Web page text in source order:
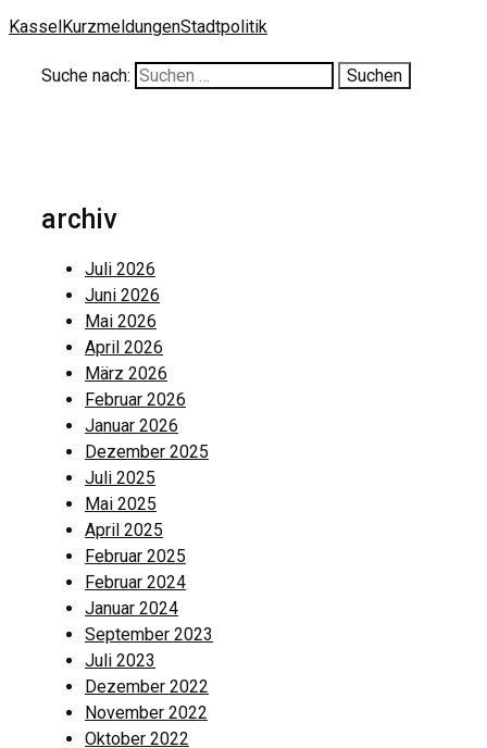
KasselKurzmeldungenStadtpolitik
Suche nach:
archiv
Juli 2026
Juni 2026
Mai 2026
April 2026
März 2026
Februar 2026
Januar 2026
Dezember 2025
Juli 2025
Mai 2025
April 2025
Februar 2025
Februar 2024
Januar 2024
September 2023
Juli 2023
Dezember 2022
November 2022
Oktober 2022